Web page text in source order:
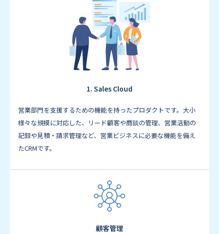
1. Sales Cloud
営業部門を支援するための機能を持ったプロダクトです。大小
様々な規模に対応した、リード顧客や商談の管理、営業活動の
記録や見積・請求管理など、営業ビジネスに必要な機能を備え
たCRMです。
顧客管理